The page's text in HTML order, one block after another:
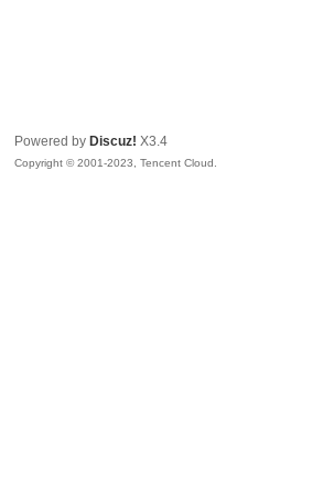
Powered by Discuz! X3.4
Copyright © 2001-2023, Tencent Cloud.